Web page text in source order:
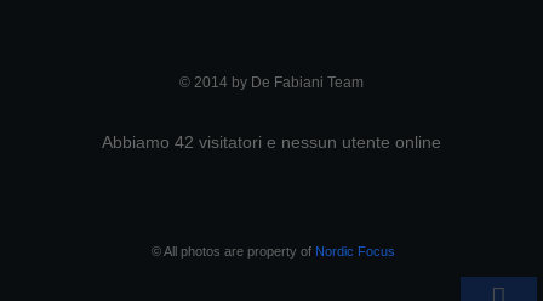
© 2014 by De Fabiani Team
Abbiamo 42 visitatori e nessun utente online
© All photos are property of Nordic Focus